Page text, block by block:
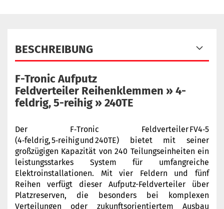
BESCHREIBUNG
F-Tronic Aufputz
Feldverteiler Reihenklemmen » 4-
feldrig, 5-reihig » 240TE
Der F‑Tronic Feldverteiler FV4‑5
(4‑feldrig, 5‑reihig und 240TE) bietet mit seiner
großzügigen Kapazität von 240 Teilungseinheiten ein
leistungsstarkes System für umfangreiche
Elektroinstallationen. Mit vier Feldern und fünf
Reihen verfügt dieser Aufputz-Feldverteiler über
Platzreserven, die besonders bei komplexen
Verteilungen oder zukunftsorientiertem Ausbau